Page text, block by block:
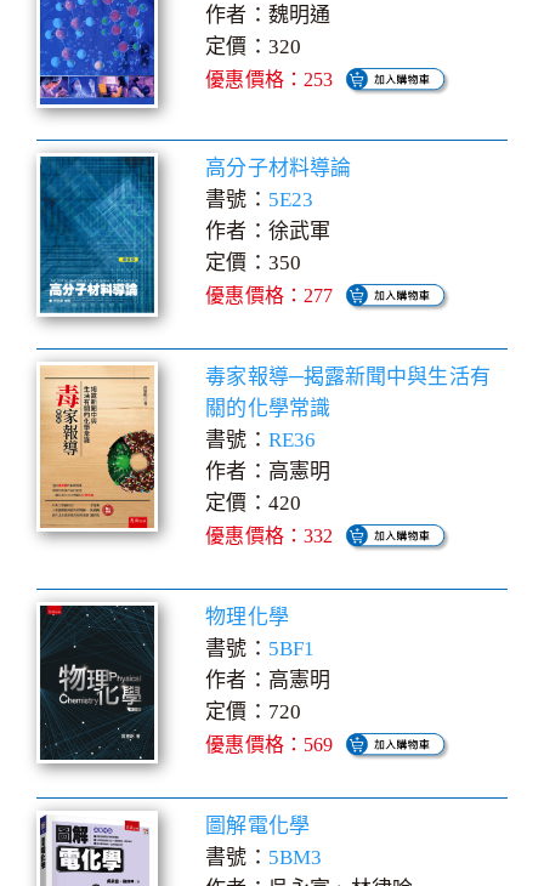
作者：魏明通
定價：320
優惠價格：253
高分子材料導論
書號： 5E23
作者：徐武軍
定價：350
優惠價格：277
毒家報導─揭露新聞中與生活有
關的化學常識
書號： RE36
作者：高憲明
定價：420
優惠價格：332
物理化學
書號： 5BF1
作者：高憲明
定價：720
優惠價格：569
圖解電化學
書號： 5BM3